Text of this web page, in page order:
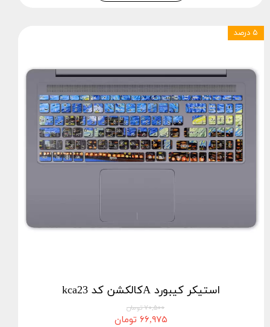
استيكر كيبورد Aکالکشن کد kca23
۷۰,۵۰۰ تومان
۶۶,۹۷۵ تومان
۵ درصد